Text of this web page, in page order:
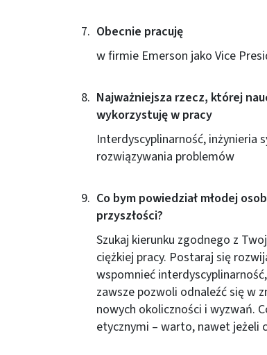
Obecnie pracuję
w firmie Emerson jako Vice
Najważniejsza rzecz, której
wykorzystuję w pracy
Interdyscyplinarność, inżynieria
rozwiązywania problemów
Co bym powiedział młodej
przyszłości?
Szukaj kierunku zgodnego z
ciężkiej pracy. Postaraj się
wspomnieć
zawsze pozwoli odnaleźć się w
nowych okoliczności i wyzwań.
etycznymi – warto, nawet jeżeli